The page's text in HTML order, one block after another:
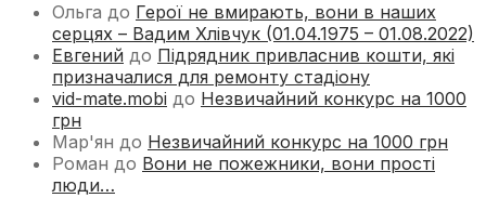
Ольга до Герої не вмирають, вони в наших
серцях – Вадим Хлівчук (01.04.1975 – 01.08.2022)
Евгений до Підрядник привласнив кошти, які
призначалися для ремонту стадіону
vid-mate.mobi до Незвичайний конкурс на 1000
грн
Мар'ян до Незвичайний конкурс на 1000 грн
Роман до Вони не пожежники, вони прості
люди…